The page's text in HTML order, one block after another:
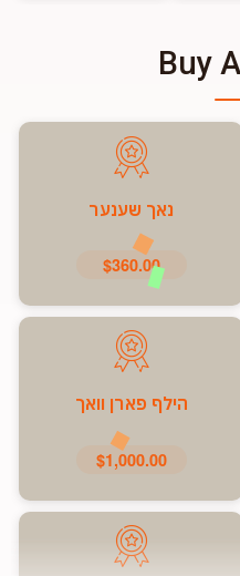
Buy
נאך שענער
$360.00
הילף פארן וואך
$1,000.00